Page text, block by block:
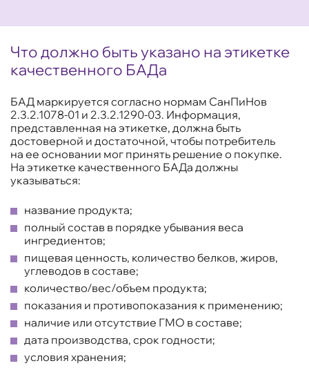
Что должно быть указано на этикетке
качественного БАДа
БАД маркируется согласно нормам СанПиНов
2.3.2.1078-01 и 2.3.2.1290-03. Информация,
представленная на этикетке, должна быть
достоверной и достаточной, чтобы потребитель
на ее основании мог принять решение о покупке.
На этикетке качественного БАДа должны
указываться:
название продукта;
полный состав в порядке убывания веса
ингредиентов;
пищевая ценность, количество белков, жиров,
углеводов в составе;
количество/вес/объем продукта;
показания и противопоказания к применению;
наличие или отсутствие ГМО в составе;
дата производства, срок годности;
условия хранения;